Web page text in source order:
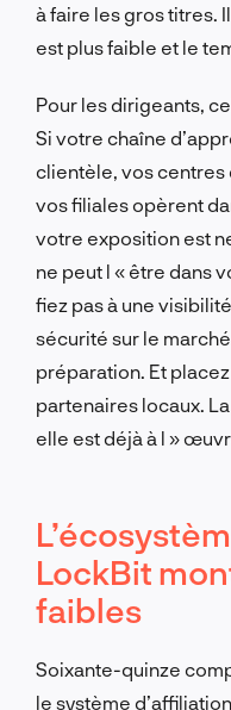
à faire les gros titres.
est plus faible et le
Pour les dirigeants,
Si votre chaîne
clientèle, vos centres
vos filiales opèrent
votre exposition est
ne peut l « être dans
fiez pas à une
sécurité sur le
préparation. Et
partenaires locaux.
elle est déjà à l »
LockBit
faibles
Soixante-quinze
le système